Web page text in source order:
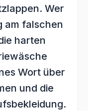
Wer
am falschen
harten
Wort über
und die